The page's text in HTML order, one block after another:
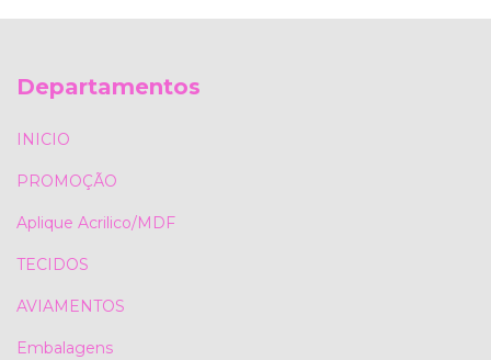
Departamentos
INICIO
PROMOÇÃO
Aplique Acrilico/MDF
TECIDOS
AVIAMENTOS
Embalagens